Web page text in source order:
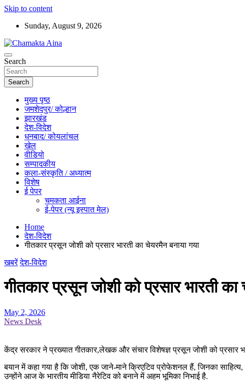
Skip to content
Sunday, August 9, 2026
Chamakta Aina
Hindi News Paper – Jharkhand
Search
Search
मुख्य पृष्ठ
जमशेदपुर/ कोल्हान
झारखंड
देश-विदेश
धनबाद/ कोयलांचल
खेल
वीडियो
सम्पादकीय
कला-संस्कृति / अध्यात्म
विशेष
ई पेपर
चमकता आईना
ई-पेपर (न्यू इस्पात मेल)
Home
देश-विदेश
गीतकार प्रसून जोशी को प्रसार भारती का चेयरमैन बनाया गया
खबरें देश-विदेश
गीतकार प्रसून जोशी को प्रसार भारती का
May 2, 2026
News Desk
केंद्र सरकार ने प्रख्यात गीतकार,लेखक और संचार विशेषज्ञ प्रसून जोशी को प्रसार
बयान में कहा गया है कि जोशी, एक जाने-माने क्रिएटिव प्रोफेशनल हैं, जिनका
उन्होंने आज के भारतीय मीडिया नैरेटिव को बनाने में अहम भूमिका निभाई है.